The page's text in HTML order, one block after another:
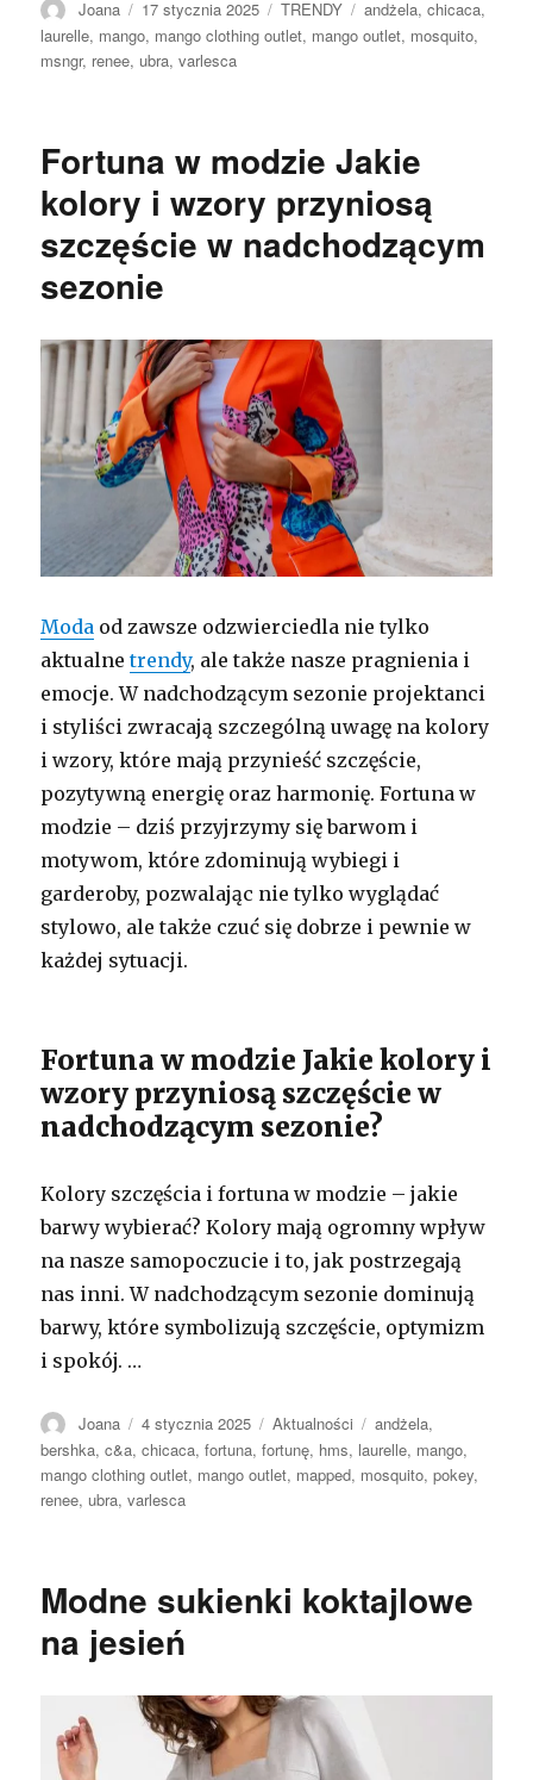
Autor
Joana Opublikowano
17 stycznia 2025 Kategorie
TRENDY Tagi
andżela,chicaca,
laurelle, mango, mango clothing outlet, mango outlet, mosquito,
msngr, renee, ubra,varlesca
Fortuna w modzie Jakie
kolory i wzory przyniosą
szczęście w nadchodzącym
sezonie
Moda od zawsze odzwierciedla nie tylko
aktualnetrendy, ale także nasze pragnienia i
emocje. W nadchodzącym sezonie projektanci
i styliści zwracają szczególną uwagę na kolory
i wzory, które mają przynieść szczęście,
pozytywną energię oraz harmonię. Fortuna w
modzie – dziś przyjrzymy się barwom i
motywom, które zdominują wybiegi i
garderoby, pozwalając nie tylko wyglądać
stylowo, ale także czuć się dobrze i pewnie w
każdej sytuacji.
Fortuna w modzie Jakie kolory i
wzory przyniosą szczęście w
nadchodzącym sezonie?
Kolory szczęścia i fortuna w modzie – jakie
barwy wybierać? Kolory mają ogromny wpływ
na nasze samopoczucie i to, jak postrzegają
nas inni. W nadchodzącym sezonie dominują
barwy, które symbolizują szczęście, optymizm
i spokój. …
Autor
Joana Opublikowano
4 stycznia 2025 Kategorie
Aktualności Tagi
andżela,
bershka,c&a,chicaca,fortuna,fortunę, hms, laurelle, mango,
mango clothing outlet, mango outlet, mapped, mosquito,pokey,
renee, ubra,varlesca
Modne sukienki koktajlowe
na jesień